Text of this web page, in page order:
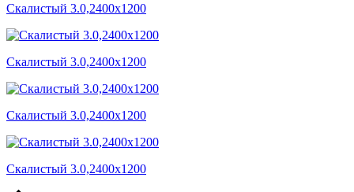
Скалистый 3.0,2400x1200
Скалистый 3.0,2400x1200
Скалистый 3.0,2400x1200
Скалистый 3.0,2400x1200